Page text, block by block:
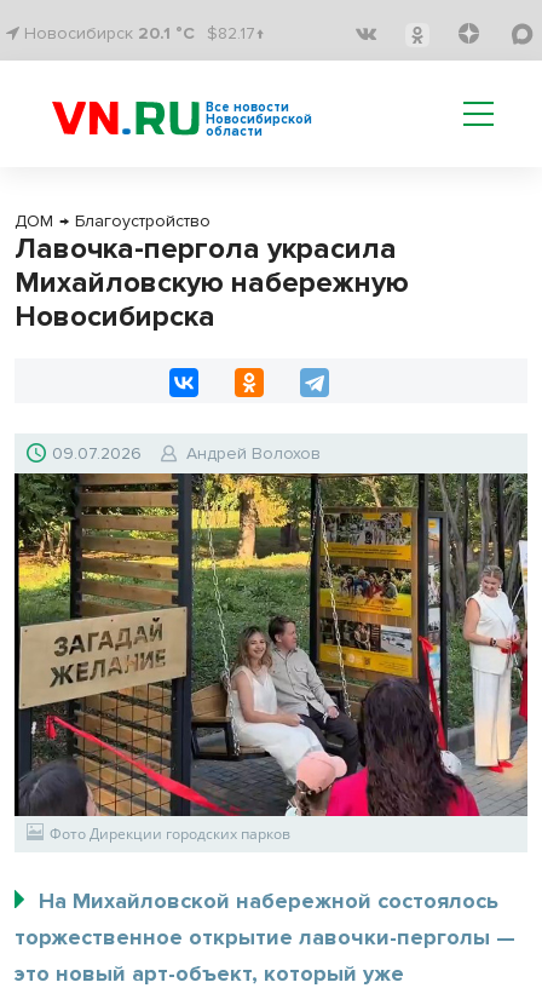
Новосибирск 20.1 °C $82.17↑
Все новости
Новосибирской
области
ДОМ → Благоустройство
Лавочка-пергола украсила
Михайловскую набережную
Новосибирска
09.07.2026 Андрей Волохов
Фото Дирекции городских парков
На Михайловской набережной состоялось
торжественное открытие лавочки-перголы —
это новый арт-объект, который уже